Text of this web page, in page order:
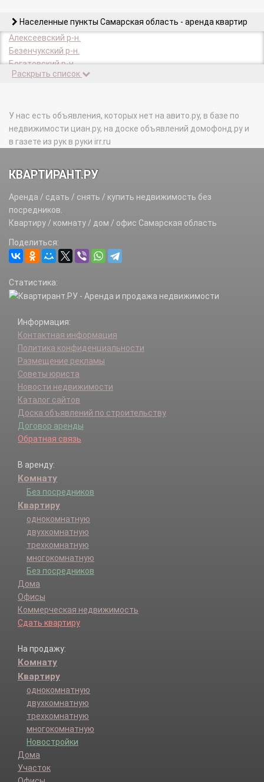
Населенные пункты Самарская область - аренда квартир
Алексеевский р-н.
Безенчукский р-н.
Богатовский р-н.
Большеглушицкий р-н.
Волжский р-н.
Елховский р-н.
Жигулевск г.
Камышлинский р-н.
Кинель г.
Кинель-Черкасский р-н.
Кинельский р-н.
Клявлинский р-н.
Красноармейский р-н.
Красноярский р-н.
Нефтегорский р-н.
Новокуйбышевск г.
Отрадный г.
Пестравский р-н.
Похвистнево г.
Похвистневский р-н.
Приволжский р-н.
Самара г.
Сергиевский р-н.
Ставропольский р-н.
Сызранский р-н.
Сызрань г.
Хворостянский р-н.
Чапаевск г.
Челно-Вершинский р-н.
Шенталинский р-н.
Шигонский р-н.
Раскрыть список
У нас есть объявления, которых нет на авито.ру, в базе по
недвижимости циан.ру, на доске объявлений домофонд.ру и
в газете из рук в руки irr.ru
КВАРТИРАНТ.РУ
Аренда / сдать / снять / купить недвижимость без
посредников.
Квартиру / комнату / дом / офис Самарская область
Поделиться:
Статистика:
Информация:
Контактная информация
Политика конфиденциальности
Размещение рекламы
Советы юриста
Новости недвижимости
Каталог сайтов
Доска объявлений по строительству
Договор аренды
Обратная связь
В аренду:
Комнату
Без посредников
Квартиру
однокомнатную
двухкомнатную
трехкомнатную
многокомнатную
Без посредников
Дома
Офисы
Коммерческая недвижимость
Сдать квартиру
На продажу:
Комнату
Квартиру
однокомнатную
двухкомнатную
трехкомнатную
многокомнатную
Новостройки
Дома
Участок